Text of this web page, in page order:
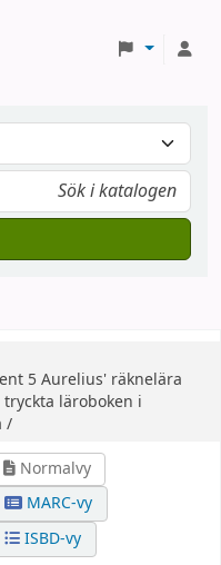
5Aurelius' räknelära
läroboken i
/
Normalvy
MARC-vy
ISBD-vy